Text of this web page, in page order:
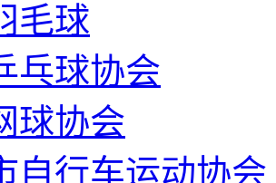
毛球
乓球协会
球协会
自行车运动协会